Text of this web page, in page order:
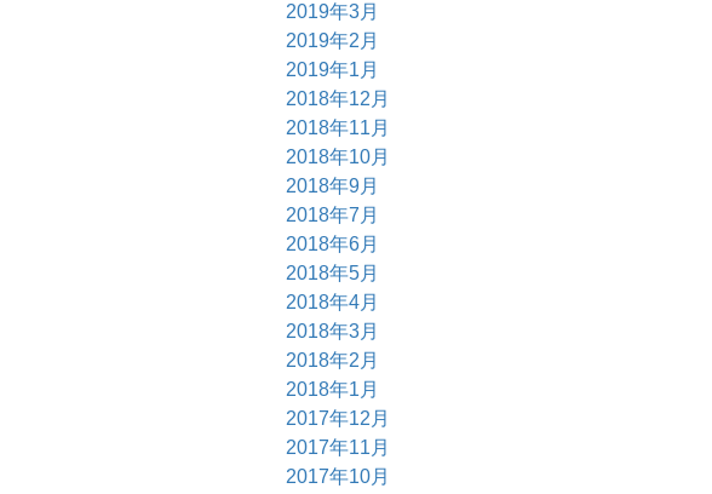
2019年3月
2019年2月
2019年1月
2018年12月
2018年11月
2018年10月
2018年9月
2018年7月
2018年6月
2018年5月
2018年4月
2018年3月
2018年2月
2018年1月
2017年12月
2017年11月
2017年10月